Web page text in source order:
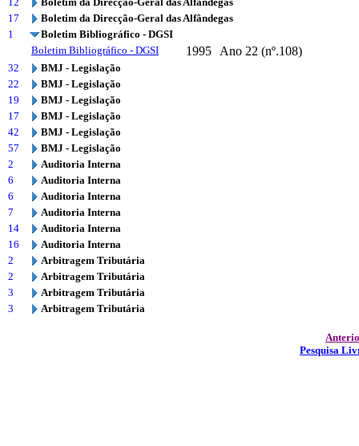
17
Boletim da Direcção-Geral das Alfândegas
1
Boletim Bibliográfico - DGSI
Boletim Bibliográfico - DGSI
1995 Ano 22 (nº.108)
32
BMJ - Legislação
22
BMJ - Legislação
19
BMJ - Legislação
17
BMJ - Legislação
42
BMJ - Legislação
57
BMJ - Legislação
2
Auditoria Interna
6
Auditoria Interna
6
Auditoria Interna
7
Auditoria Interna
14
Auditoria Interna
16
Auditoria Interna
2
Arbitragem Tributária
2
Arbitragem Tributária
3
Arbitragem Tributária
3
Arbitragem Tributária
Pesquisa